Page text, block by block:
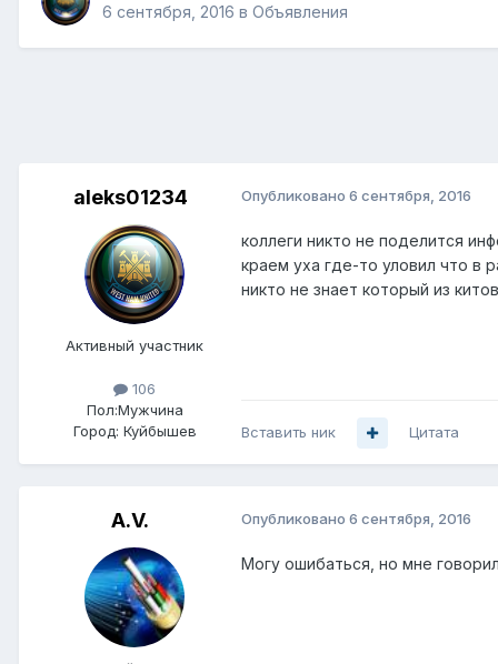
6 сентября, 2016 в Объявления
aleks01234
Активный участник
106
Пол:Мужчина
Город: Куйбышев
Опубликовано 6 сентября, 2016
коллеги никто не поделится
краем уха где-то уловил что в
никто не знает который из
Вставить ник Цитата
A.V. Опубликовано 6 сентября, 2016
Могу ошибаться, но мне